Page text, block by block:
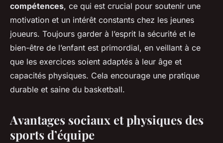
compétences, ce qui est crucial pour soutenir une
motivation et un intérêt constants chez les jeunes
joueurs. Toujours garder à l’esprit la sécurité et le
bien-être de l’enfant est primordial, en veillant à ce
que les exercices soient adaptés à leur âge et
capacités physiques. Cela encourage une pratique
durable et saine du basketball.
Avantages sociaux et physiques des
sports d’équipe